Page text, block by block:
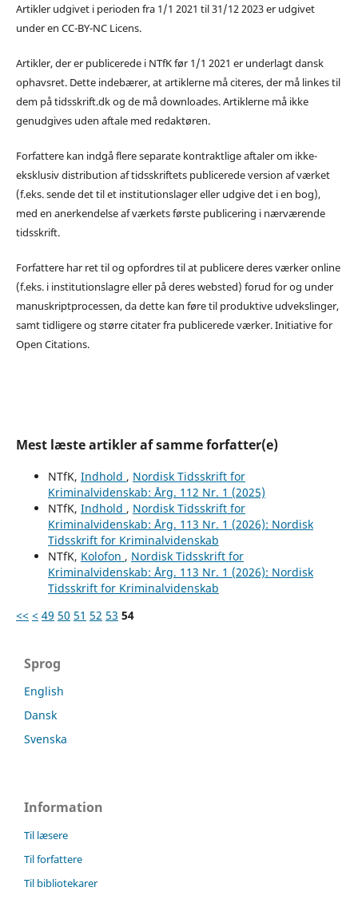
Artikler udgivet i perioden fra 1/1 2021 til 31/12 2023 er udgivet
under en CC-BY-NC Licens.
Artikler, der er publicerede i NTfK før 1/1 2021 er underlagt dansk
ophavsret. Dette indebærer, at artiklerne må citeres, der må linkes til
dem på tidsskrift.dk og de må downloades. Artiklerne må ikke
genudgives uden aftale med redaktøren.
Forfattere kan indgå flere separate kontraktlige aftaler om ikke-
eksklusiv distribution af tidsskriftets publicerede version af værket
(f.eks. sende det til et institutionslager eller udgive det i en bog),
med en anerkendelse af værkets første publicering i nærværende
tidsskrift.
Forfattere har ret til og opfordres til at publicere deres værker online
(f.eks. i institutionslagre eller på deres websted) forud for og under
manuskriptprocessen, da dette kan føre til produktive udvekslinger,
samt tidligere og større citater fra publicerede værker. Initiative for
Open Citations.
Mest læste artikler af samme forfatter(e)
NTfK, Indhold , Nordisk Tidsskrift for
Kriminalvidenskab: Årg. 112 Nr. 1 (2025)
NTfK, Indhold , Nordisk Tidsskrift for
Kriminalvidenskab: Årg. 113 Nr. 1 (2026): Nordisk
Tidsskrift for Kriminalvidenskab
NTfK, Kolofon , Nordisk Tidsskrift for
Kriminalvidenskab: Årg. 113 Nr. 1 (2026): Nordisk
Tidsskrift for Kriminalvidenskab
<< < 49 50 51 52 53 54
Sprog
English
Dansk
Svenska
Information
Til læsere
Til forfattere
Til bibliotekarer